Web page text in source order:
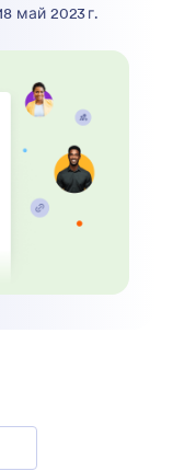
май 2023 г.